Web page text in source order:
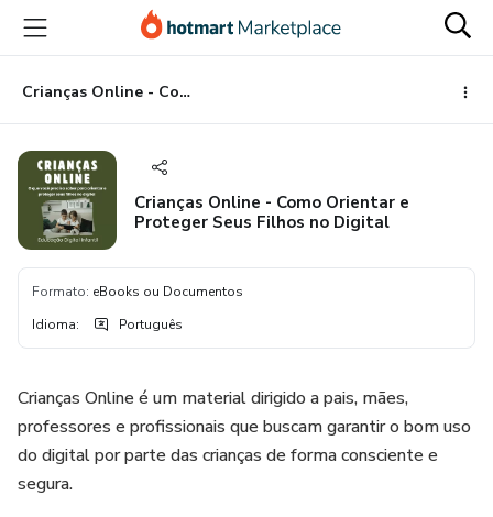
para
conteúdo
principal
para
pagamento
para
rodapé
Crianças Online - Como Orientar e Proteger Seus Filhos no Digital
Crianças Online - Como Orientar e
Proteger Seus Filhos no Digital
Formato: eBooks ou Documentos
Idioma: Português
Crianças Online é um material dirigido a pais, mães,
professores e profissionais que buscam garantir o bom uso
do digital por parte das crianças de forma consciente e
segura.